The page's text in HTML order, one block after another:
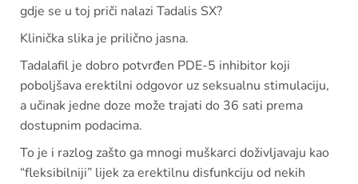
gdje se u toj priči nalazi Tadalis SX?
Klinička slika je prilično jasna.
Tadalafil je dobro potvrđen PDE-5 inhibitor koji
poboljšava erektilni odgovor uz seksualnu stimulaciju,
a učinak jedne doze može trajati do 36 sati prema
dostupnim podacima.
To je i razlog zašto ga mnogi muškarci doživljavaju kao
“fleksibilniji” lijek za erektilnu disfunkciju od nekih